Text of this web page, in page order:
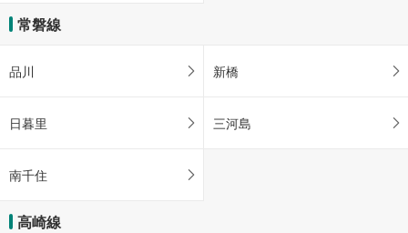
【ＪＲ】
・点字運賃表
【東京メトロ】
・ＡＥＤ
常磐線
品川 新橋
日暮里 三河島
南千住
高崎線